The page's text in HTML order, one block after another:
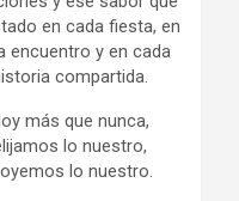
en cada fiesta, en
encuentro y en cada
compartida.
más que nunca,
lo nuestro,
lo nuestro.